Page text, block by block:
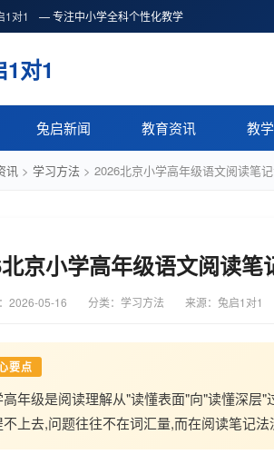
1对1 — 专注中小学全科个性化教学
对1
兔启新闻 教育资讯 教
讯 > 学习方法 > 2026北京小学高年级语文阅读笔
京小学高年级语文阅读
2026-05-16 分类：学习方法 来源：兔启1对1
要点
年级是阅读理解从"读懂表面"向"读懂深层
不上去,问题往往不在词汇量,而在阅读笔记